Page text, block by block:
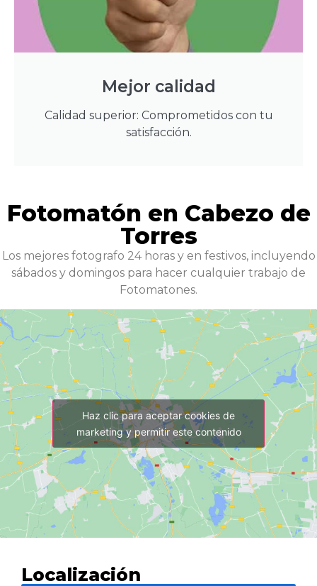
Mejor calidad
Calidad superior: Comprometidos con tu
satisfacción.
Fotomatón en Cabezo de
Torres
Los mejores fotografo 24 horas y en festivos, incluyendo
sábados y domingos para hacer cualquier trabajo de
Fotomatones.
Haz clic para aceptar cookies de
marketing y permitir este contenido
Localización